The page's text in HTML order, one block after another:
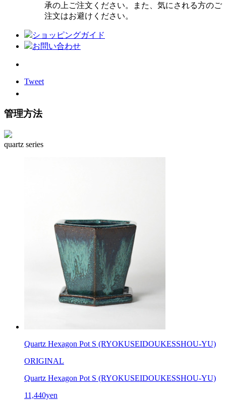
承の上ご注文ください。また、気にされる方のご
注文はお避けください。
ショッピングガイド
お問い合わせ
Tweet
管理方法
quartz series
Quartz Hexagon Pot S (RYOKUSEIDOUKESSHOU-YU)
ORIGINAL
Quartz Hexagon Pot S (RYOKUSEIDOUKESSHOU-YU)
11,440yen